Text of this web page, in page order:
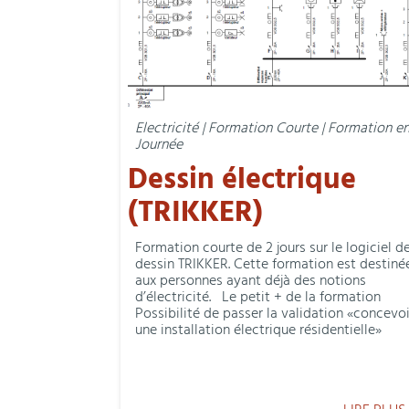
Electricité | Formation Courte | Formation en
Journée
Dessin électrique
(TRIKKER)
Formation courte de 2 jours sur le logiciel
dessin TRIKKER. Cette formation est
aux personnes ayant déjà des notions
d’électricité. Le petit + de la formation
Possibilité de passer la validation
une installation électrique résidentielle»